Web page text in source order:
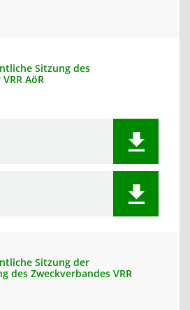
Sitzung des
AöR
Sitzung der
des Zweckverbandes VRR